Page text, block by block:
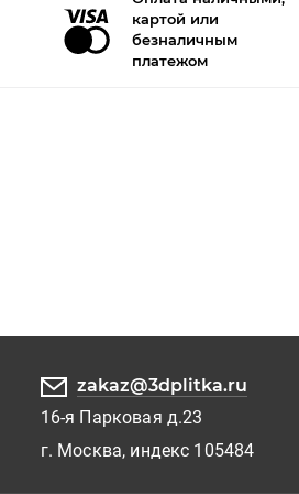
картой или
безналичным
платежом
zakaz@3dplitka.ru
16-я Парковая д.23
г. Москва, индекс 105484